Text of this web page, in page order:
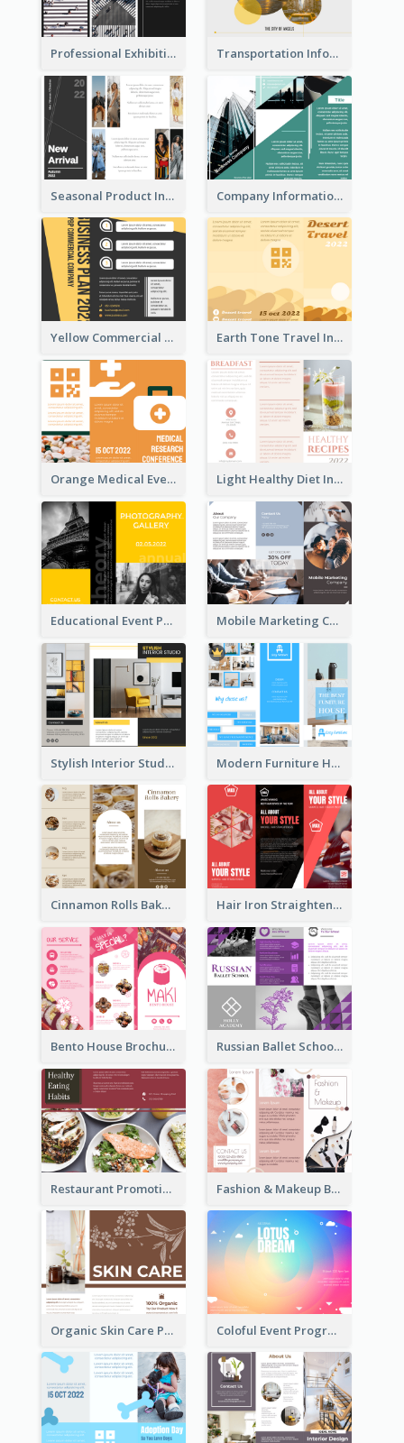
Professional Exhibition Event Tri Fold Brochure Transportation Information Tri Fold Brochure
Seasonal Product Informational Tri Fold Brochure Company Informational Tri Fold Brochure
Yellow Commercial Event Program Tri Fold Brochure Earth Tone Travel Informational Tri Fold Brochure
Orange Medical Event Program Tri Fold Brochure Light Healthy Diet Informational Tri Fold Brochure
Educational Event Program Bi Fold Brochure Mobile Marketing Company Brochure
Stylish Interior Studio Brochure Modern Furniture House Brochure
Cinnamon Rolls Bakery Brochure Hair Iron Straighteners Promote Brochure
Bento House Brochure Russian Ballet School Brochure
Restaurant Promoting Healthy Eating Brochure Fashion & Makeup Brochure
Organic Skin Care Product Brochure With Details Coloful Event Program Brochure